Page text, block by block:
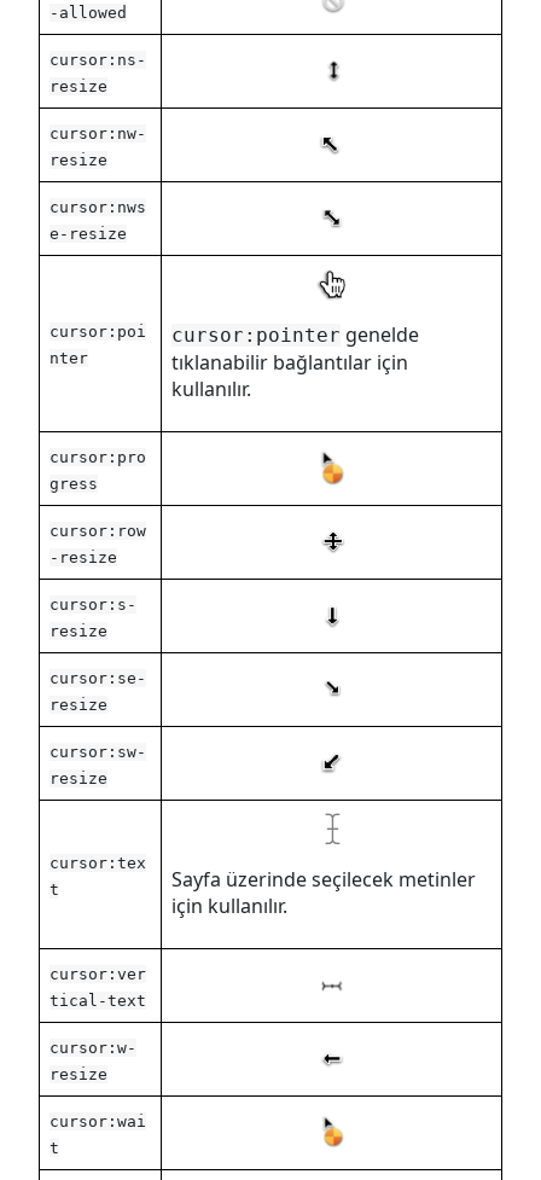
-allowed
cursor:ns-
resize
cursor:nw-
resize
cursor:nws
e-resize
cursor:poi
nter
cursor:pointer genelde
tıklanabilir bağlantılar için
kullanılır.
cursor:pro
gress
cursor:row
-resize
cursor:s-
resize
cursor:se-
resize
cursor:sw-
resize
cursor:tex
t
Sayfa üzerinde seçilecek metinler
için kullanılır.
cursor:ver
tical-text
cursor:w-
resize
cursor:wai
t